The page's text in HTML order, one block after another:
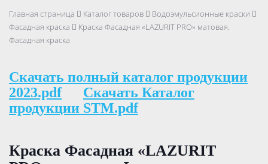
Главная страница Каталог товаров
Водоэмульсионные краски
Фасадная краска
Краска Фасадная «LAZURIT PRO» матовая.
Фасадная краска
Скачать полный каталог продукции
2023.pdf
Скачать Каталог
продукции STM.pdf
Краска Фасадная «LAZURIT